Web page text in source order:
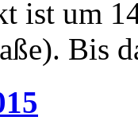
ist um
Bis